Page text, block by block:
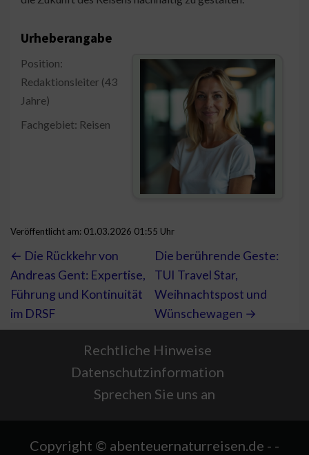
Urheberangabe
Position:
Redaktionsleiter (43
Jahre)
Fachgebiet: Reisen
Veröffentlicht am: 01.03.2026 01:55 Uhr
← Die Rückkehr von
Andreas Gent: Expertise,
Führung und Kontinuität
im DRSF
Die berührende Geste:
TUI Travel Star,
Weihnachtspost und
Wünschewagen →
Rechtliche Hinweise
Datenschutzinformation
Sprechen Sie uns an
Copyright © abenteuernaturreisen.de - -